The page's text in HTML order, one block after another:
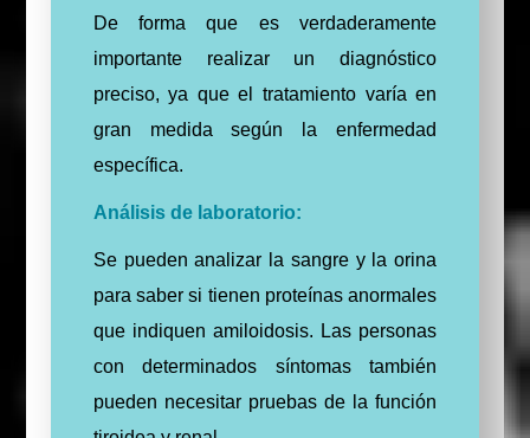
De forma que es verdaderamente
importante realizar un diagnóstico
preciso, ya que el tratamiento varía en
gran medida según la enfermedad
específica.
Análisis de laboratorio:
Se pueden analizar la sangre y la orina
para saber si tienen proteínas anormales
que indiquen amiloidosis. Las personas
con determinados síntomas también
pueden necesitar pruebas de la función